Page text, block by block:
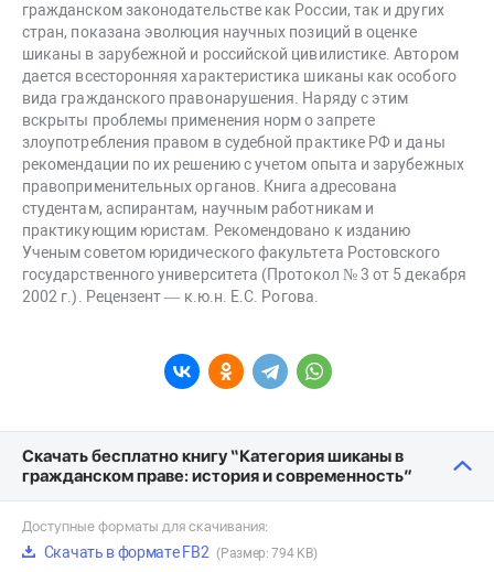
гражданском законодательстве как России, так и других
стран, показана эволюция научных позиций в оценке
шиканы в зарубежной и российской цивилистике. Автором
дается всесторонняя характеристика шиканы как особого
вида гражданского правонарушения. Наряду с этим
вскрыты проблемы применения норм о запрете
злоупотребления правом в судебной практике РФ и даны
рекомендации по их решению с учетом опыта и зарубежных
правоприменительных органов. Книга адресована
студентам, аспирантам, научным работникам и
практикующим юристам. Рекомендовано к изданию
Ученым советом юридического факультета Ростовского
государственного университета (Протокол № 3 от 5 декабря
2002 г.). Рецензент — к.ю.н. Е.С. Рогова.
Скачать бесплатно книгу “Категория шиканы в
гражданском праве: история и современность”
Доступные форматы для скачивания:
Скачать в формате FB2 (Размер: 794 KB)